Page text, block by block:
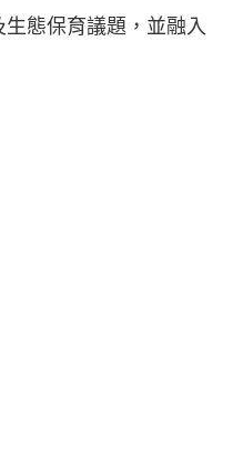
態保育議題，並融入